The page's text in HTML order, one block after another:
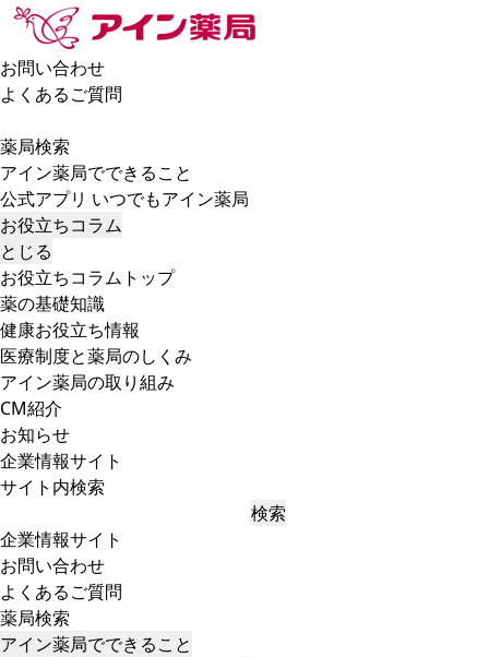
お問い合わせ
よくあるご質問
薬局検索
アイン薬局でできること
公式アプリ いつでもアイン薬局
お役立ちコラム
とじる
お役立ちコラムトップ
薬の基礎知識
健康お役立ち情報
医療制度と薬局のしくみ
アイン薬局の取り組み
CM紹介
お知らせ
企業情報サイト
サイト内検索
検索
企業情報サイト
お問い合わせ
よくあるご質問
薬局検索
アイン薬局でできること